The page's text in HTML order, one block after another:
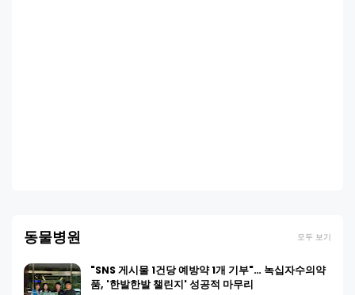
동물병원 모두 보기
"SNS 게시물 1건당 예방약 1개 기부"… 녹십자수의약
품, '한발한발 챌린지' 성공적 마무리